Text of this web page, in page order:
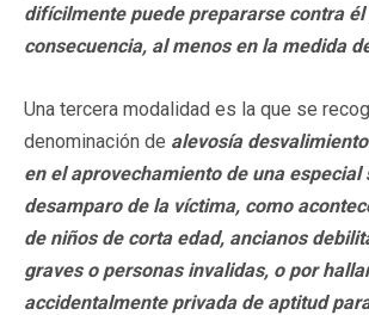
difícilmente puede prepararse contra
consecuencia, al menos en la medida
Una tercera modalidad es la que se
denominación de alevosía
en el aprovechamiento de una especial
desamparo de la víctima, como
de niños de corta edad, ancianos
graves o personas invalidas, o por
accidentalmente privada de aptitud